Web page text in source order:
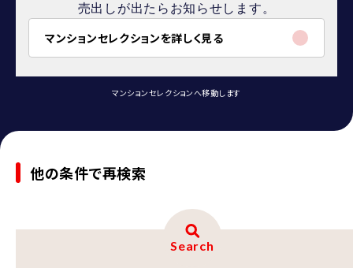
売出しが出たらお知らせします。
マンションセレクションを詳しく見る
マンションセレクションへ移動します
他の条件で再検索
Search